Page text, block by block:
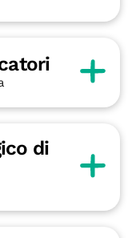
di